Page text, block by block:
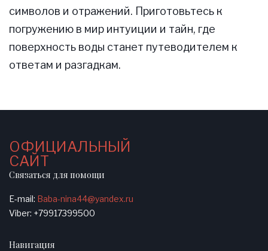
символов и отражений. Приготовьтесь к
погружению в мир интуиции и тайн, где
поверхность воды станет путеводителем к
ответам и разгадкам.
ОФИЦИАЛЬНЫЙ
САЙТ
Связаться для помощи
E-mail: Baba-nina44@yandex.ru
Viber: +79917399500
Навигация